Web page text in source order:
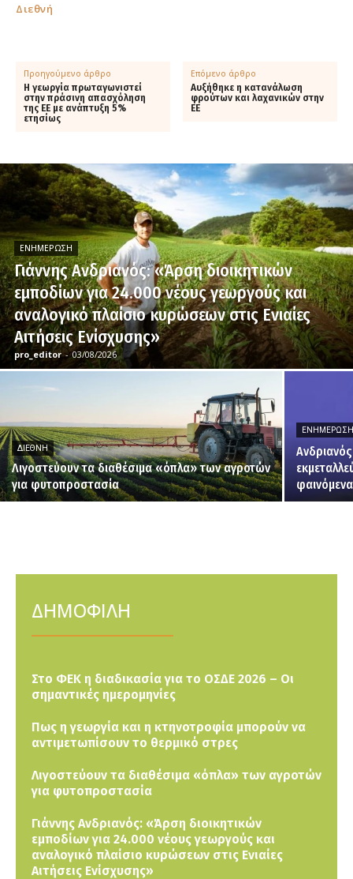
Διεθνή
Προηγούμενο άρθρο
Η γεωργία πρωταγωνιστεί
στην πράσινη απασχόληση
της ΕΕ με ανάπτυξη 5%
ετησίως
Επόμενο άρθρο
Αυξήθηκε η κατανάλωση
φρούτων και λαχανικών στην
ΕΕ
ΕΝΗΜΈΡΩΣΗ
Γιάννης Ανδριανός: «Άρση διοικητικών
εμποδίων για 24.000 νέους γεωργούς και
αναλογικό πλαίσιο κυρώσεων στις Ενιαίες
Αιτήσεις Ενίσχυσης»
pro_editor - 03/08/2026
ΔΙΕΘΝΉ
Λιγοστεύουν τα διαθέσιμα «όπλα» των αγροτών
για φυτοπροστασία
ΔΗΜΟΦΙΛΗ
Στο ΦΕΚ η διαδικασία για το ΟΣΔΕ 2026 – Οι
σημαντικές ημερομηνίες
Πως η γεωργία και η κτηνοτροφία μπορούν να
αντιμετωπίσουν το θερμικό στρες
Λιγοστεύουν τα διαθέσιμα «όπλα» των αγροτών
για φυτοπροστασία
Γιάννης Ανδριανός: «Άρση διοικητικών
εμποδίων για 24.000 νέους γεωργούς και
αναλογικό πλαίσιο κυρώσεων στις Ενιαίες
Αιτήσεις Ενίσχυσης»